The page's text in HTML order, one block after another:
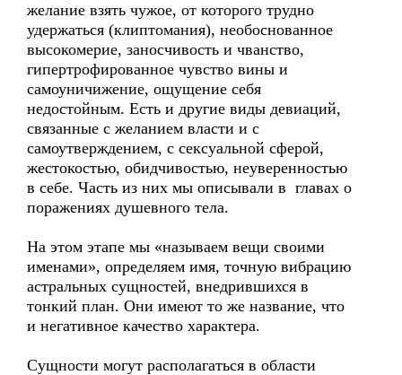
желание взять чужое, от которого трудно
удержаться (клиптомания), необоснованное
высокомерие, заносчивость и чванство,
гипертрофированное чувство вины и
самоуничижение, ощущение себя
недостойным. Есть и другие виды девиаций,
связанные с желанием власти и с
самоутверждением, с сексуальной сферой,
жестокостью, обидчивостью, неуверенностью
в себе. Часть из них мы описывали в главах о
поражениях душевного тела.
На этом этапе мы «называем вещи своими
именами», определяем имя, точную вибрацию
астральных сущностей, внедрившихся в
тонкий план. Они имеют то же название, что
и негативное качество характера.
Сущности могут располагаться в области